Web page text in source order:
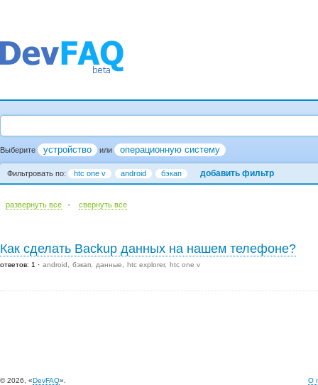
Выберите устройство или операционную систему
Фильтровать по: htc one v android бэкап добавить фильтр
развернуть все · cвернуть все
Как сделать Backup данных на нашем телефоне?
ответов: 1 android бэкап данные htc explorer htc one v
© 2026, «DevFAQ». О